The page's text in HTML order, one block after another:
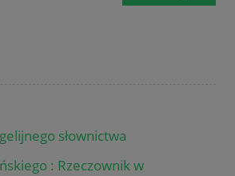
słownictwa
: Rzeczownik w